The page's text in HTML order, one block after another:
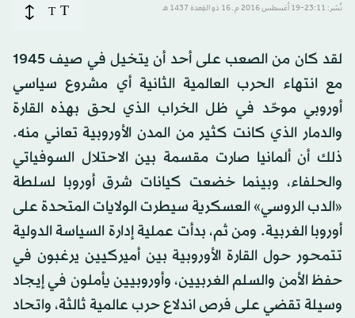
نُشر: 23:11-19 أغسطس 2016 م ـ 16 ذو القِعدة 1437 هـ T
T
لقد كان من الصعب على أحد أن يتخيل في صيف 1945
مع انتهاء الحرب العالمية الثانية أي مشروع سياسي
أوروبي موحّد في ظل الخراب الذي لحق بهذه القارة
والدمار الذي كانت كثير من المدن الأوروبية تعاني منه.
ذلك أن ألمانيا صارت مقسمة بين الاحتلال السوفياتي
والحلفاء، وبينما خضعت كيانات شرق أوروبا لسلطة
«الدب الروسي» العسكرية سيطرت الولايات المتحدة على
أوروبا الغربية. ومن ثم، بدأت عملية إدارة السياسة الدولية
تتمحور حول القارة الأوروبية بين أميركيين يرغبون في
حفظ الأمن والسلم الغربيين، وأوروبيين يأملون في إيجاد
وسيلة تقضي على فرص اندلاع حرب عالمية ثالثة، واتحاد